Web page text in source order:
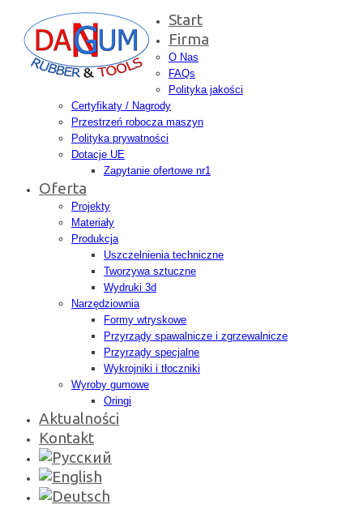
Start
Firma
O Nas
FAQs
Polityka jakości
Certyfikaty / Nagrody
Przestrzeń robocza maszyn
Polityka prywatności
Dotacje UE
Zapytanie ofertowe nr1
Oferta
Projekty
Materiały
Produkcja
Uszczelnienia techniczne
Tworzywa sztuczne
Wydruki 3d
Narzędziownia
Formy wtryskowe
Przyrządy spawalnicze i zgrzewalnicze
Przyrządy specjalne
Wykrojniki i tłoczniki
Wyroby gumowe
Oringi
Aktualności
Kontakt